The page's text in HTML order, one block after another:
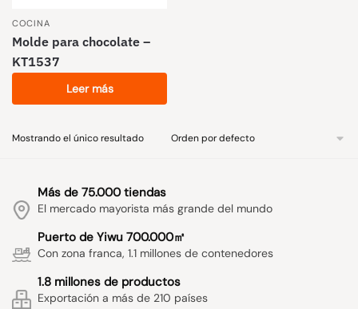
COCINA
Molde para chocolate –
KT1537
Leer más
Mostrando el único resultado
Más de 75.000 tiendas
El mercado mayorista más grande del mundo
Puerto de Yiwu 700.000㎡
Con zona franca, 1.1 millones de contenedores
1.8 millones de productos
Exportación a más de 210 países